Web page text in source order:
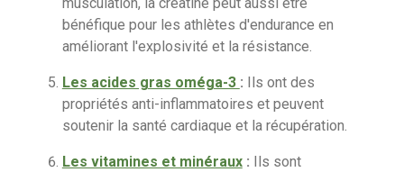
bénéfique pour les athlètes d'endurance en
améliorant l'explosivité et la résistance.
Les acides gras oméga-3 : Ils ont des
propriétés anti-inflammatoires et peuvent
soutenir la santé cardiaque et la récupération.
Les vitamines et minéraux: Ils sont